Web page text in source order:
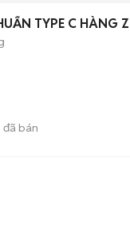
PRO 140W CHUẨN TYPE C
đã bán